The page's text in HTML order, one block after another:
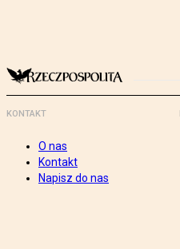
KONTAKT
O nas
Kontakt
Napisz do nas